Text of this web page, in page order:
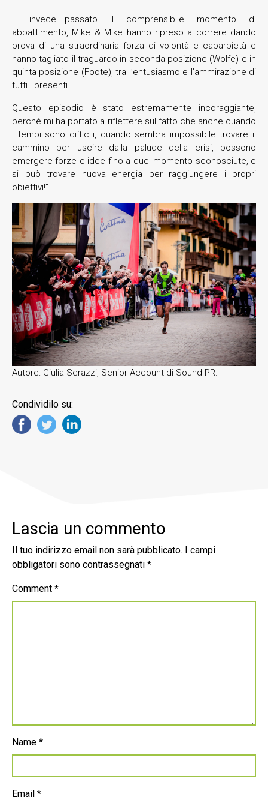
E invece….passato il comprensibile momento di
abbattimento, Mike & Mike hanno ripreso a correre dando
prova di una straordinaria forza di volontà e caparbietà e
hanno tagliato il traguardo in seconda posizione (Wolfe) e in
quinta posizione (Foote), tra l’entusiasmo e l’ammirazione di
tutti i presenti.
Questo episodio è stato estremamente incoraggiante,
perché mi ha portato a riflettere sul fatto che anche quando
i tempi sono difficili, quando sembra impossibile trovare il
cammino per uscire dalla palude della crisi, possono
emergere forze e idee fino a quel momento sconosciute, e
si può trovare nuova energia per raggiungere i propri
obiettivi!”
Autore: Giulia Serazzi, Senior Account di Sound PR.
Condividilo su:
Lascia un commento
Il tuo indirizzo email non sarà pubblicato. I campi
obbligatori sono contrassegnati *
Comment *
Name *
Email *